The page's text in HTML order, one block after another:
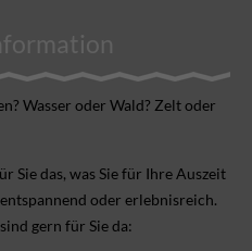
Wasser oder Wald? Zelt oder
Sie das, was Sie für Ihre Aus­zeit
oder erlebnis­reich.
gern für Sie da: